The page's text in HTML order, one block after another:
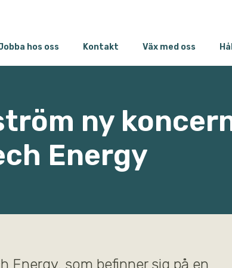
hos oss Kontakt Väx med oss
ny
Energy
Energy, som befinner sig på en